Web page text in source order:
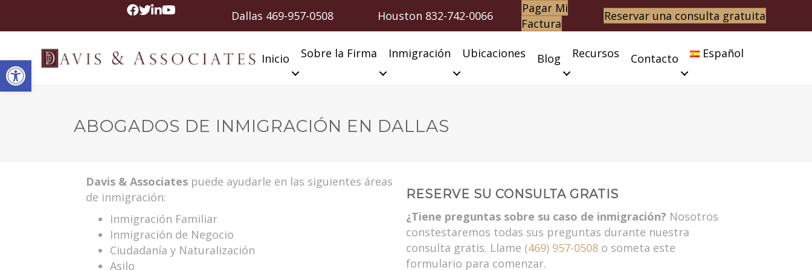
Abrir barra de herramientas
Dallas 469-957-0508 Houston 832-742-0066
Pagar Mi
Factura
Reservar una consulta gratuita
Inicio Sobre la Firma Inmigración Ubicaciones Blog Recursos Contacto Español
ABOGADOS DE INMIGRACIÓN EN DALLAS
Davis & Associates puede ayudarle en las siguientes áreas
de inmigración:
Inmigración Familiar
Inmigración de Negocio
Ciudadanía y Naturalización
Asilo
RESERVE SU CONSULTA GRATIS
¿Tiene preguntas sobre su caso de inmigración? Nosotros
constestaremos todas sus preguntas durante nuestra
consulta gratis. Llame (469) 957-0508 o someta este
formulario para comenzar.